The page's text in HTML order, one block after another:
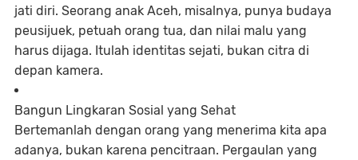
jati diri. Seorang anak Aceh, misalnya, punya budaya
peusijuek, petuah orang tua, dan nilai malu yang
harus dijaga. Itulah identitas sejati, bukan citra di
depan kamera.
Bangun Lingkaran Sosial yang Sehat
Bertemanlah dengan orang yang menerima kita apa
adanya, bukan karena pencitraan. Pergaulan yang